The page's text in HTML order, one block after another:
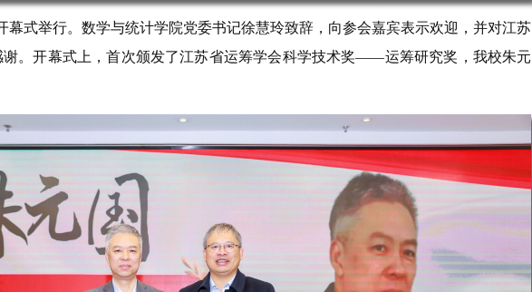
幕式举行。数学与统计学院党委书记徐慧玲致辞，向参会嘉宾表示欢迎，并对江苏
谢。开幕式上，首次颁发了江苏省运筹学会科学技术奖——运筹研究奖，我校朱元